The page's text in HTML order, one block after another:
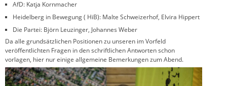
AfD: Katja Kornmacher
Heidelberg in Bewegung ( HiB): Malte Schweizerhof, Elvira Hippert
Die Partei: Björn Leuzinger, Johannes Weber
Da alle grundsätzlichen Positionen zu unseren im Vorfeld
veröffentlichten Fragen in den schriftlichen Antworten schon
vorlagen, hier nur einige allgemeine Bemerkungen zum Abend.